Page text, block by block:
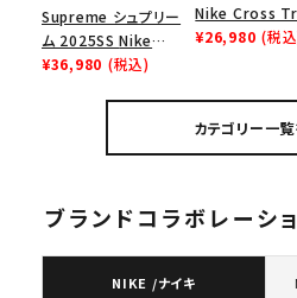
Supreme シュプリー
ム 2025SS Nike
Leather Shoulder
¥36,980 (税込)
Nike Cross
Low ナイキクロ
¥26,980 (税
カテゴリー一
ブランドコラボレーシ
NIKE /ナイキ